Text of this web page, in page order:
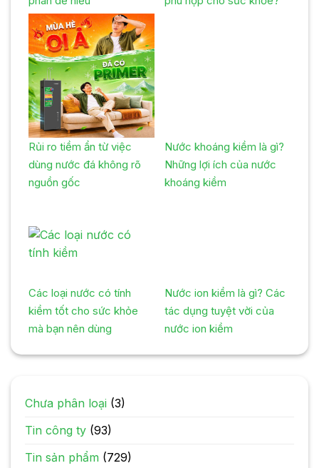
Rủi ro tiềm ẩn từ việc
dùng nước đá không rõ
nguồn gốc
Nước khoáng kiềm là gì?
Những lợi ích của nước
khoáng kiềm
Các loại nước có tính
kiềm tốt cho sức khỏe
mà bạn nên dùng
Nước ion kiềm là gì? Các
tác dụng tuyệt vời của
nước ion kiềm
Chưa phân loại (3)
Tin công ty (93)
Tin sản phẩm (729)